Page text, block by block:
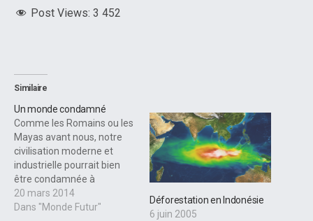
Post Views: 3 452
Similaire
Un monde condamné
Comme les Romains ou les
Mayas avant nous, notre
civilisation moderne et
industrielle pourrait bien
être condamnée à
disparaître. C’est ce
qu’assure une étude du
20 mars 2014
Dans "Monde Futur"
Déforestation en Indonésie
6 juin 2005